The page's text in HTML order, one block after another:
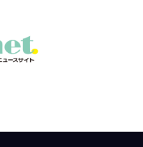
ちゃ・ホビー」の総合ニュ